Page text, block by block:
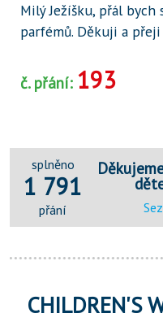
Milý Ježíšku, přál bych
parfémů. Děkuji a přeji
č. přání: 193
splněno
1 791
přání
CHILDREN'S